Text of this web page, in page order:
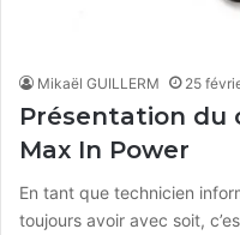
Mikaël GUILLERM 25
Présentation du
Max In Power
En tant que technicien
toujours avoir avec soit,